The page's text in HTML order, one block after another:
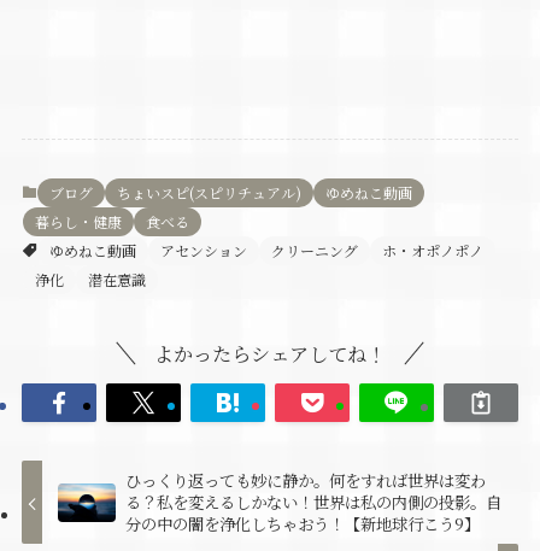
ブログ ちょいスピ(スピリチュアル)
ゆめねこ動画
暮らし・健康
食べる
ゆめねこ動画
アセンション クリーニング
ホ・オポノポノ
浄化
潜在意識
よかったらシェアしてね！
ひっくり返っても妙に静か。何をすれば世界は変わ
る？私を変えるしかない！世界は私の内側の投影。自
分の中の闇を浄化しちゃおう！【新地球行こう9】